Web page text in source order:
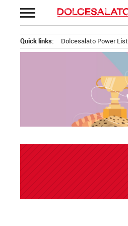
Passa
al
Quick links: Dolcesalato Power List